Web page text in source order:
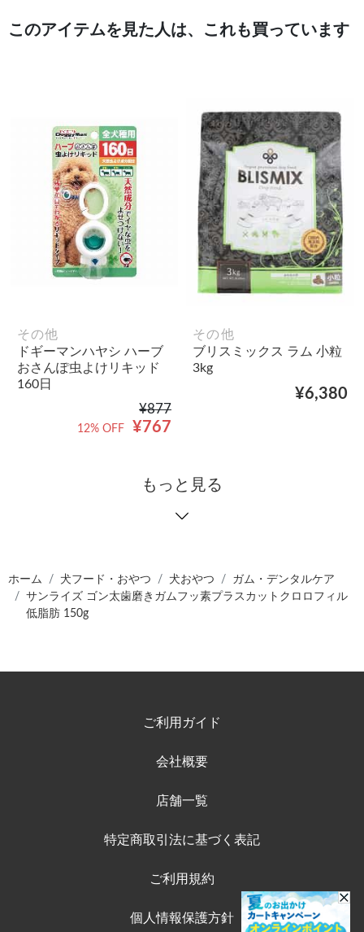
このアイテムを見た人は、これも買っています
その他
ドギーマンハヤシ ハーブ
おさんぽ虫よけリキッド
160日
¥877
¥767
12% OFF
その他
ブリスミックス ラム 小粒
3kg
¥6,380
もっと見る
ホーム 犬フード・おやつ 犬おやつ
ガム・デンタルケア
サンライズ ゴン太歯磨きガムフッ素プラスカットクロロフィル
低脂肪 150g
ご利用ガイド
会社概要
店舗一覧
特定商取引法に基づく表記
ご利用規約
個人情報保護方針